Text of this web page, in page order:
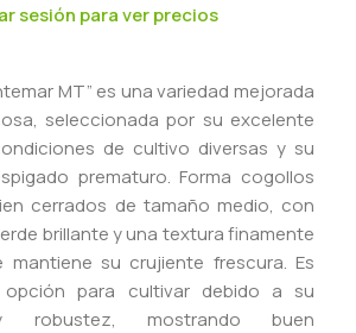
sesión para ver precios
MT” es una variedad mejorada
seleccionada por su excelente
de cultivo diversas y su
prematuro. Forma cogollos
cerrados de tamaño medio, con
brillante y una textura finamente
mantiene su crujiente frescura. Es
para cultivar debido a su
robustez, mostrando buen